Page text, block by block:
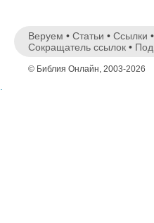
Веруем • Статьи • Ссылки
Сокращатель ссылок •
© Библия Онлайн, 2003-2026